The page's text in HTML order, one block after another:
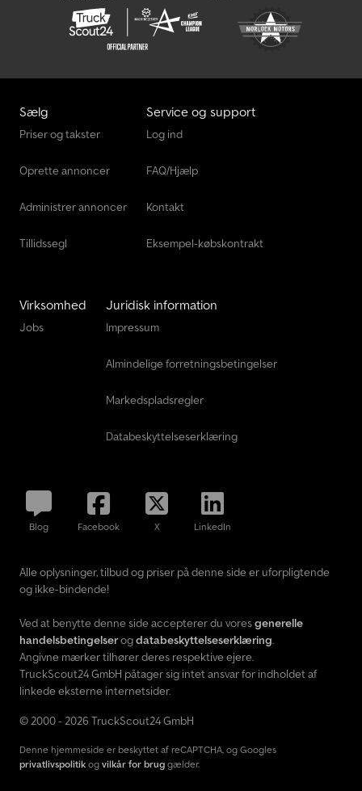
Sælg
Priser og takster
Oprette annoncer
Administrer annoncer
Tillidssegl
Service og support
Log ind
FAQ/Hjælp
Kontakt
Eksempel-købskontrakt
Virksomhed
Jobs
Juridisk information
Impressum
Almindelige forretningsbetingelser
Markedspladsregler
Databeskyttelseserklæring
Blog Facebook X LinkedIn
Alle oplysninger, tilbud og priser på denne side er uforpligtende
og ikke-bindende!
Ved at benytte denne side accepterer du voresgenerelle
handelsbetingelserogdatabeskyttelseserklæring.
Angivne mærker tilhører deres respektive ejere.
TruckScout24 GmbH påtager sig intet ansvar for indholdet af
linkede eksterne internetsider.
© 2000 - 2026 TruckScout24 GmbH
Denne hjemmeside er beskyttet af reCAPTCHA, og Googles
privatlivspolitik og vilkår for brug gælder.